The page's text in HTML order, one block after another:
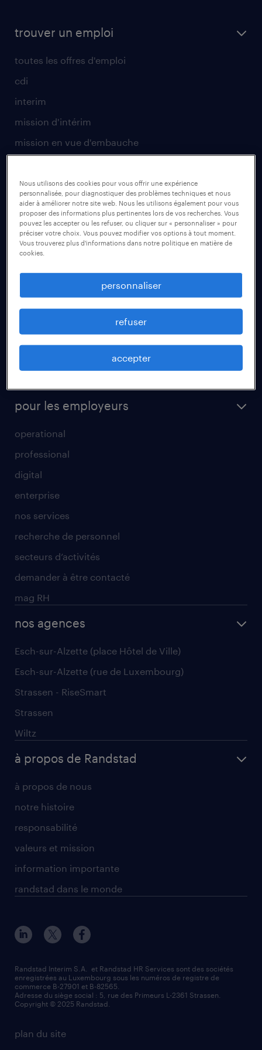
trouver un emploi
toutes les offres d'emploi
cdi
interim
mission d'intérim
mission en vue d'embauche
pour les talents
operational
professional
secteurs d’activités
fiches métiers
votre lettre de motivation
réussir son entretien d’embauche
tout savoir sur l'intérim
pour les employeurs
operational
professional
digital
enterprise
nos services
recherche de personnel
secteurs d’activités
demander à être contacté
mag RH
nos agences
Esch-sur-Alzette (place Hôtel de Ville)
Esch-sur-Alzette (rue de Luxembourg)
Strassen - RiseSmart
Strassen
Wiltz
à propos de Randstad
à propos de nous
notre histoire
responsabilité
valeurs et mission
information importante
randstad dans le monde
plan du site
Randstad Interim S.A. et Randstad HR Services sont des sociétés
enregistrées au Luxembourg sous les numéros de registre de
commerce B-27901 et B-82565.
Adresse du siège social : 5, rue des Primeurs L-2361 Strassen.
Copyright © 2025 Randstad.
Nous utilisons des cookies pour vous offrir une expérience
personnalisée, pour diagnostiquer des problèmes techniques et nous
aider à améliorer notre site web. Nous les utilisons également pour vous
proposer des informations plus pertinentes lors de vos recherches. Vous
pouvez les accepter ou les refuser, ou cliquer sur « personnaliser » pour
préciser votre choix. Vous pouvez modifier vos options à tout moment.
Vous trouverez plus d'informations dans notre politique en matière de
cookies.
personnaliser
refuser
accepter